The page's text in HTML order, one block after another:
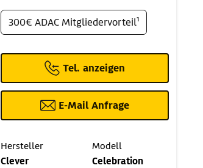
300€ ADAC Mitgliedervorteil¹
Tel. anzeigen
E-Mail Anfrage
Hersteller
Clever
Modell
Celebration